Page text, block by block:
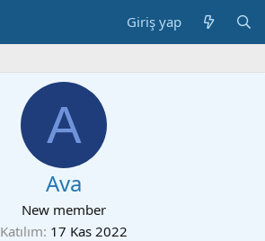
Giriş yap
A
Ava
New member
Katılım 17 Kas 2022